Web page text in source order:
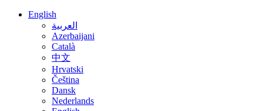
English
العربية
Azerbaijani
Català
中文
Hrvatski
Čeština
Dansk
Nederlands